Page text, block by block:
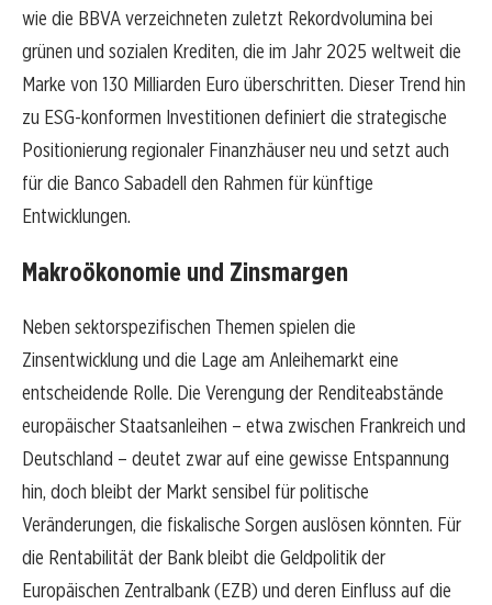
wie die BBVA verzeichneten zuletzt Rekordvolumina bei
grünen und sozialen Krediten, die im Jahr 2025 weltweit die
Marke von 130 Milliarden Euro überschritten. Dieser Trend hin
zu ESG-konformen Investitionen definiert die strategische
Positionierung regionaler Finanzhäuser neu und setzt auch
für die Banco Sabadell den Rahmen für künftige
Entwicklungen.
Makroökonomie und Zinsmargen
Neben sektorspezifischen Themen spielen die
Zinsentwicklung und die Lage am Anleihemarkt eine
entscheidende Rolle. Die Verengung der Renditeabstände
europäischer Staatsanleihen – etwa zwischen Frankreich und
Deutschland – deutet zwar auf eine gewisse Entspannung
hin, doch bleibt der Markt sensibel für politische
Veränderungen, die fiskalische Sorgen auslösen könnten. Für
die Rentabilität der Bank bleibt die Geldpolitik der
Europäischen Zentralbank (EZB) und deren Einfluss auf die